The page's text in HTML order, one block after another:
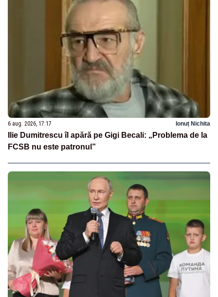
6 aug. 2026, 17:17 Ionuț Nichita
Ilie Dumitrescu îl apără pe Gigi Becali: „Problema de la
FCSB nu este patronul”